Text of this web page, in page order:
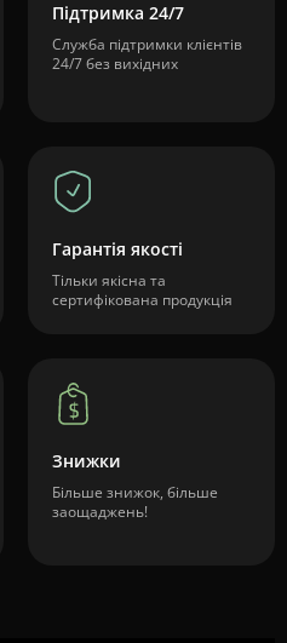
Підтримка 24/7
Служба підтримки клієнтів
24/7 без вихідних
Гарантія якості
Тільки якісна та
сертифікована продукція
Знижки
Більше знижок, більше
заощаджень!